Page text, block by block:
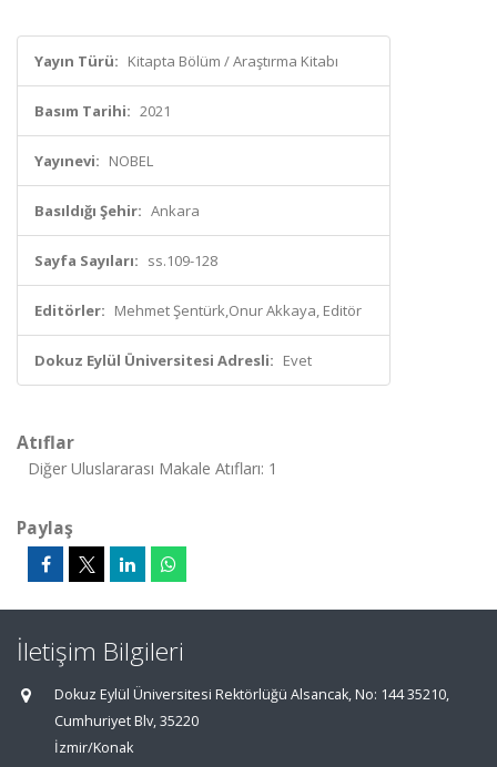
Yayın Türü: Kitapta Bölüm / Araştırma Kitabı
Basım Tarihi: 2021
Yayınevi: NOBEL
Basıldığı Şehir: Ankara
Sayfa Sayıları: ss.109-128
Editörler: Mehmet Şentürk,Onur Akkaya, Editör
Dokuz Eylül Üniversitesi Adresli: Evet
Atıflar
Diğer Uluslararası Makale Atıfları: 1
Paylaş
İletişim Bilgileri
Dokuz Eylül Üniversitesi Rektörlüğü Alsancak, No: 144 35210,
Cumhuriyet Blv, 35220
İzmir/Konak